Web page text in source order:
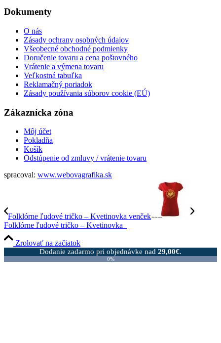
Dokumenty
O nás
Zásady ochrany osobných údajov
Všeobecné obchodné podmienky
Doručenie tovaru a cena poštovného
Vrátenie a výmena tovaru
Veľkostná tabuľka
Reklamačný poriadok
Zásady používania súborov cookie (EÚ)
Zákaznícka zóna
Môj účet
Pokladňa
Košík
Odstúpenie od zmluvy / vrátenie tovaru
spracoval: www.webovagrafika.sk
Folklórne ľudové tričko – Kvetinovka venček
Folklórne ľudové tričko – Kvetinovka_
Zrolovať na začiatok
Dodanie zadarmo pri objednávke nad 29,00€.
0%